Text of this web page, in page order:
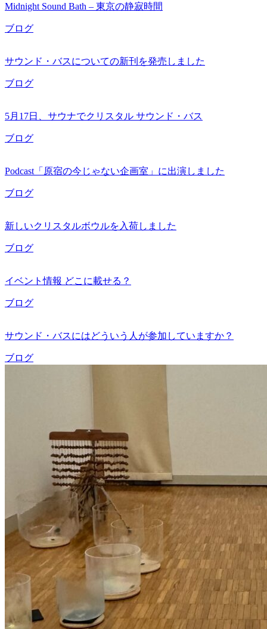
Midnight Sound Bath – 東京の静寂時間
ブログ
サウンド・バスについての新刊を発売しました
ブログ
5月17日、サウナでクリスタル サウンド・バス
ブログ
Podcast「原宿の今じゃない企画室」に出演しました
ブログ
新しいクリスタルボウルを入荷しました
ブログ
イベント情報 どこに載せる？
ブログ
サウンド・バスにはどういう人が参加していますか？
ブログ